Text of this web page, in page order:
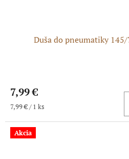
Duša do pneumatiky
7,99 €
Jednotková
7,99 € / 1 ks
Akcia